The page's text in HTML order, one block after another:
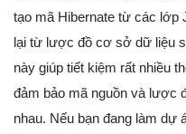
tạo mã Hibernate từ các lớp
lại từ lược đồ cơ sở dữ liệu
này giúp tiết kiệm rất nhiều
đảm bảo mã nguồn và lược
nhau. Nếu bạn đang làm dự